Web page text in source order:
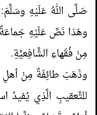
صَلَّى اللهُ عَلَيْهِ وسَلَّمَ:
وهَذا نَصَّ عَلَيْهِ
مِنْ فُقَهاءِ الشَّافِعيَّةِ.
وذَهَبَ طائِفَةٌ مِنْ أهلِ
للتَّعقيبِ الَّذِي